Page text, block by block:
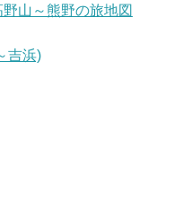
山～熊野の旅地図
吉浜)